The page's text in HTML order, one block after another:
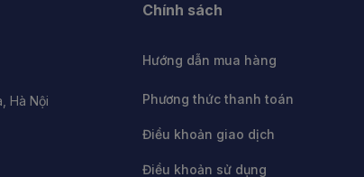
Hà Nội
Chính sách
Hướng dẫn mua hàng
Phương thức thanh toán
Điều khoản giao dịch
Điều khoản sử dụng